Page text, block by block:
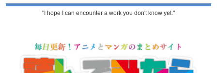
"I hope I can encounter a work you don't know yet."